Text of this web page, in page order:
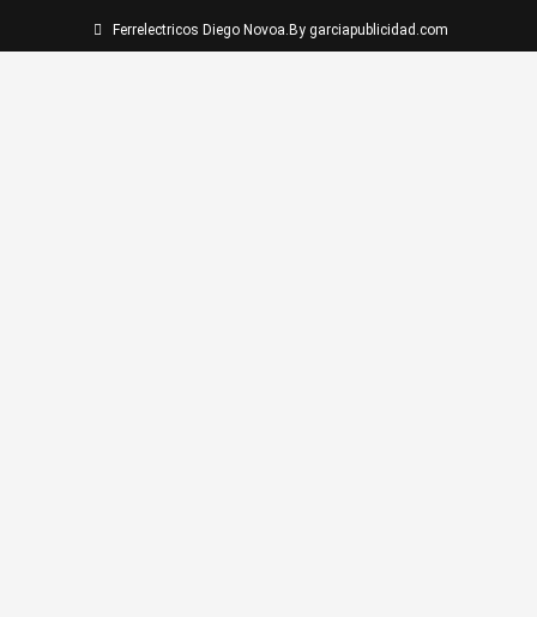
Ferrelectricos Diego Novoa. By garciapublicidad.com